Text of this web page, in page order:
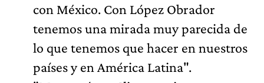
con México. Con López Obrador
tenemos una mirada muy parecida de
lo que tenemos que hacer en nuestros
países y en América Latina".